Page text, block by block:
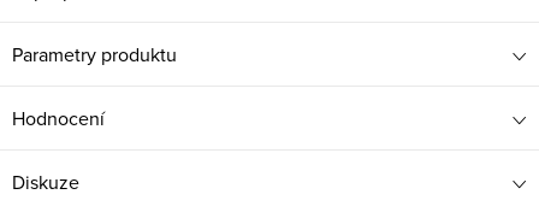
Parametry produktu
Hodnocení
Diskuze